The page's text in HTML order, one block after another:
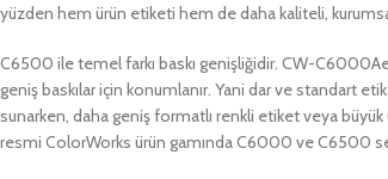
yüzden hem ürün etiketi hem de daha kaliteli,
C6500 ile temel farkı baskı genişliğidir. CW-
geniş baskılar için konumlanır. Yani dar ve standart
sunarken, daha geniş formatlı renkli etiket veya
resmi ColorWorks ürün gamında C6000 ve C6500